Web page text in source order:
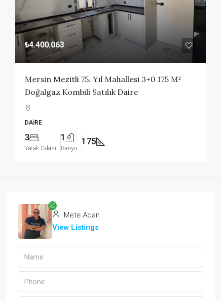
₺4.400.063
Mersin Mezitli 75. Yıl Mahallesi 3+0 175 M²
Doğalgaz Kombili Satılık Daire
DAIRE
3
Yatak Odasi
1
Banyo
175
Mete Adan
View Listings